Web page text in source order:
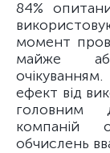
84%
момент
майже
ефект від
головним
компаній
обчислень